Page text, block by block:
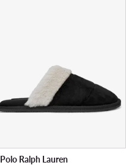
Polo Ralph Lauren